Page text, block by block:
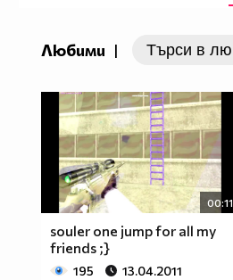
Любими |
00:11
souler one jump for all my
friends ;}
195 13.04.2011